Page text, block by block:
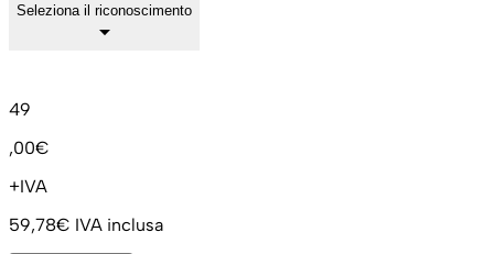
Seleziona il riconoscimento
arrow_drop_down
49
,00€
+IVA
59,78€ IVA inclusa